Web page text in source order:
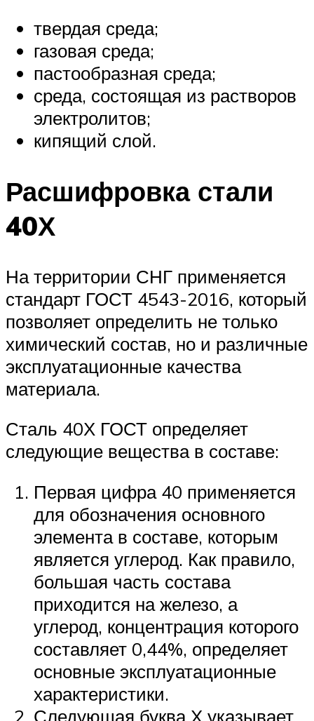
твердая среда;
газовая среда;
пастообразная среда;
среда, состоящая из растворов
электролитов;
кипящий слой.
Расшифровка стали
40Х
На территории СНГ применяется
стандарт ГОСТ 4543-2016, который
позволяет определить не только
химический состав, но и различные
эксплуатационные качества
материала.
Сталь 40Х ГОСТ определяет
следующие вещества в составе:
Первая цифра 40 применяется
для обозначения основного
элемента в составе, которым
является углерод. Как правило,
большая часть состава
приходится на железо, а
углерод, концентрация которого
составляет 0,44%, определяет
основные эксплуатационные
характеристики.
Следующая буква Х указывает